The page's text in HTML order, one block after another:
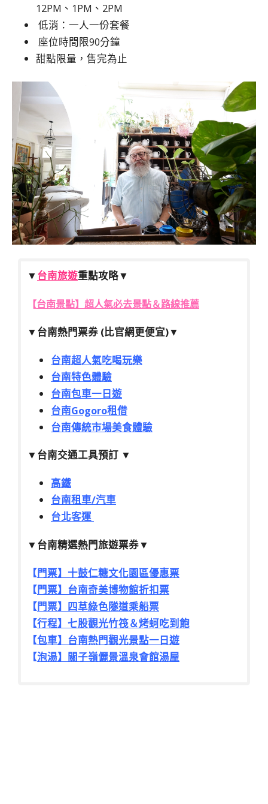
12PM、1PM、2PM
低消：一人一份套餐
座位時間限90分鐘
甜點限量，售完為止
▼台南旅遊重點攻略▼
【台南景點】超人氣必去景點＆路線推薦
▼台南熱門票券 (比官網更便宜)▼
台南超人氣吃喝玩樂
台南特色體驗
台南包車一日遊
台南Gogoro租借
台南傳統市場美食體驗
▼台南交通工具預訂 ▼
高鐵
台南租車/汽車
台北客運
▼台南精選熱門旅遊票券▼
【門票】十鼓仁糖文化園區優惠票
【門票】台南奇美博物館折扣票
【門票】四草綠色隧道乘船票
【行程】七股觀光竹筏＆烤蚵吃到飽
【包車】台南熱門觀光景點一日遊
【泡湯】關子嶺儷景溫泉會館湯屋